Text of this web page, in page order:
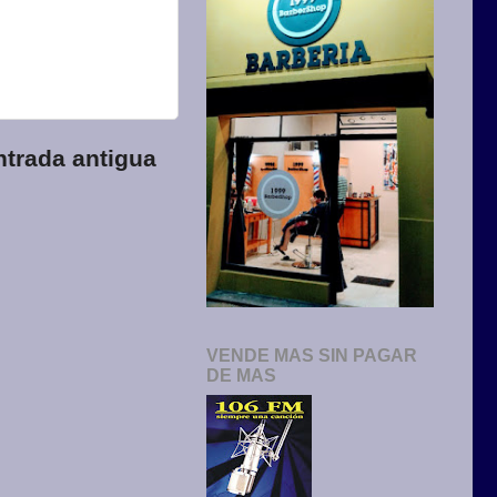
antigua
VENDE MAS SIN PAGAR
DE MAS